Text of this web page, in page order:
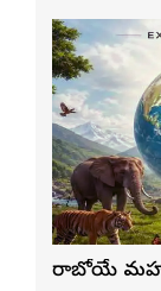
రాబోయే మహా